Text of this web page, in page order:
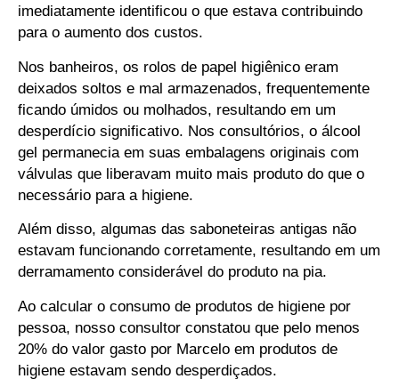
imediatamente identificou o que estava contribuindo
para o aumento dos custos.
Nos banheiros, os rolos de papel higiênico eram
deixados soltos e mal armazenados, frequentemente
ficando úmidos ou molhados, resultando em um
desperdício significativo. Nos consultórios, o álcool
gel permanecia em suas embalagens originais com
válvulas que liberavam muito mais produto do que o
necessário para a higiene.
Além disso, algumas das saboneteiras antigas não
estavam funcionando corretamente, resultando em um
derramamento considerável do produto na pia.
Ao calcular o consumo de produtos de higiene por
pessoa, nosso consultor constatou que pelo menos
20% do valor gasto por Marcelo em produtos de
higiene estavam sendo desperdiçados.